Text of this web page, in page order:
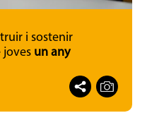
i sostenir
joves un any